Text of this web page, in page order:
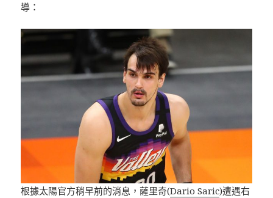
導：
根據太陽官方稍早前的消息，薩里奇(Dario Saric)遭遇右